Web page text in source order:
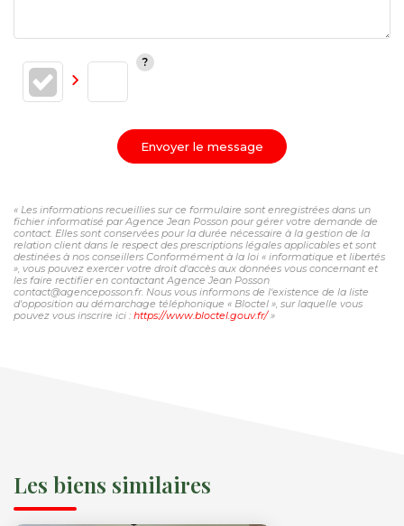
Envoyer le message
« Les informations recueillies sur ce formulaire sont enregistrées dans un
fichier informatisé par Agence Jean Posson pour gérer votre demande de
contact. Elles sont conservées pour la durée nécessaire à la gestion de la
relation client dans le respect des prescriptions légales applicables et sont
destinées à nos conseillers Conformément à la loi « informatique et libertés
», vous pouvez exercer votre droit d'accès aux données vous concernant et
les faire rectifier en contactant Agence Jean Posson
contact@agenceposson.fr. Nous vous informons de l'existence de la liste
d'opposition au démarchage téléphonique « Bloctel », sur laquelle vous
pouvez vous inscrire ici : https://www.bloctel.gouv.fr/»
Les biens similaires